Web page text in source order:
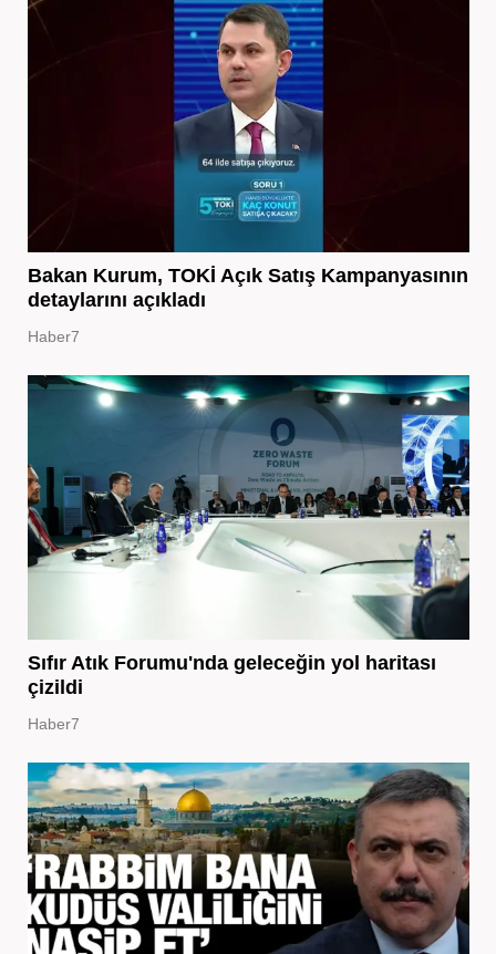
Bakan Kurum, TOKİ Açık Satış Kampanyasının
detaylarını açıkladı
Haber7
Sıfır Atık Forumu'nda geleceğin yol haritası
çizildi
Haber7